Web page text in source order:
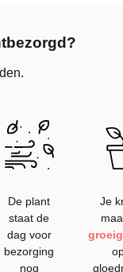
De plant
staat de
dag voor
bezorging
nog
Je